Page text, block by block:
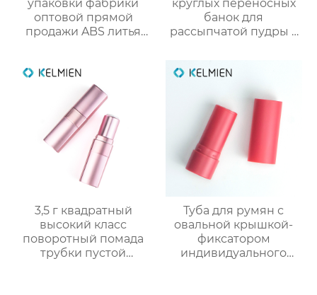
упаковки фабрики
оптовой прямой
продажи ABS литья
столкновения тушь
пустой бутылки
трубки
круглых переносных
банок для
рассыпчатой пудры 5
3,5 г квадратный
высокий класс
поворотный помада
трубки пустой
Туба для румян с
овальной крышкой-
фиксатором
индивидуального